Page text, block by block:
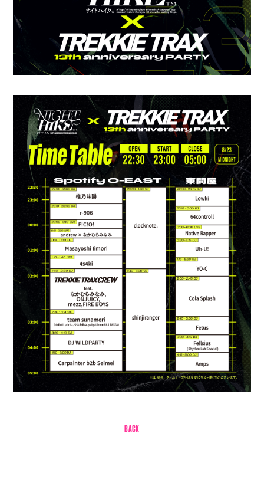
会員登録 ログイン
4log
movie
PHOTO
st4ff
Q&4
room live
BACK